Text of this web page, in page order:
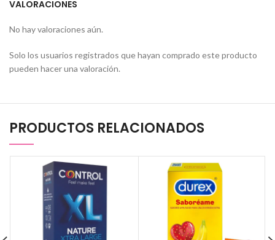
VALORACIONES
No hay valoraciones aún.
Solo los usuarios registrados que hayan comprado este producto
pueden hacer una valoración.
PRODUCTOS RELACIONADOS